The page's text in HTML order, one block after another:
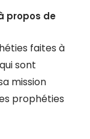
propos de
faites à
sont
mission
prophéties